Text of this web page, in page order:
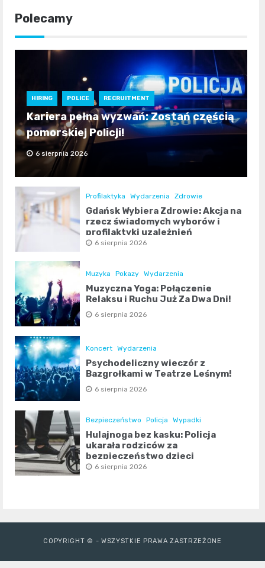
Polecamy
HIRING POLICE RECRUITMENT
Kariera pełna wyzwań: Zostań częścią
pomorskiej Policji!
6 sierpnia 2026
Profilaktyka Wydarzenia Zdrowie
Gdańsk Wybiera Zdrowie: Akcja na
rzecz świadomych wyborów i
profilaktyki uzależnień
6 sierpnia 2026
Muzyka Pokazy Wydarzenia
Muzyczna Yoga: Połączenie
Relaksu i Ruchu Już Za Dwa Dni!
6 sierpnia 2026
Koncert Wydarzenia
Psychodeliczny wieczór z
Bazgrołkami w Teatrze Leśnym!
6 sierpnia 2026
Bezpieczeństwo Policja Wypadki
Hulajnoga bez kasku: Policja
ukarała rodziców za
bezpieczeństwo dzieci
6 sierpnia 2026
COPYRIGHT © - WSZYSTKIE PRAWA ZASTRZEŻONE